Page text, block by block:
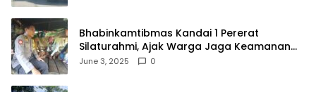
Bhabinkamtibmas Kandai 1 Pererat
Silaturahmi, Ajak Warga Jaga Keamanan
Lingkungan
June 3, 2025 0